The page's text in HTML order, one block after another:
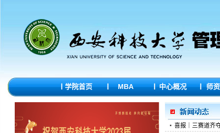
学院首页 MBA 中心概况 师
喜报｜三赛道齐